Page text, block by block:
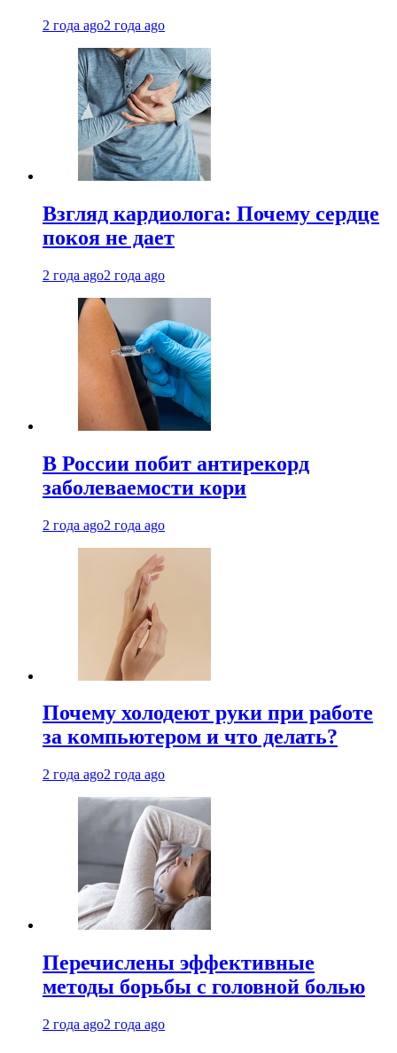
2 года ago2 года ago
Взгляд кардиолога: Почему сердце
покоя не дает
2 года ago2 года ago
В России побит антирекорд
заболеваемости кори
2 года ago2 года ago
Почему холодеют руки при работе
за компьютером и что делать?
2 года ago2 года ago
Перечислены эффективные
методы борьбы с головной болью
2 года ago2 года ago